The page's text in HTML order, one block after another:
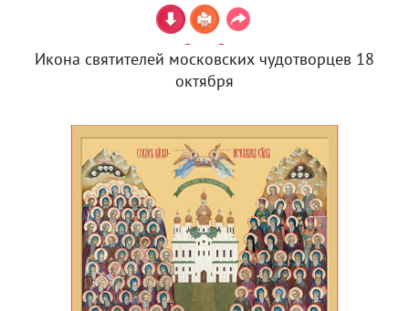
Икона святителей московских чудотворцев 18
октября